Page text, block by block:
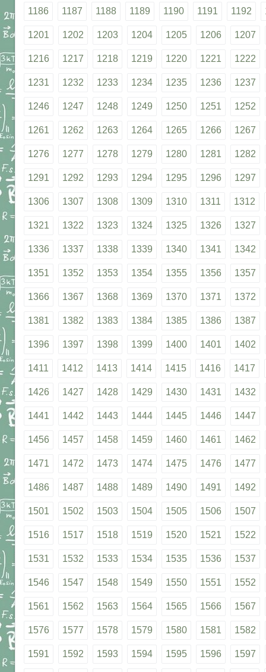
1186 1187 1188 1189 1190 1191 1192
1201 1202 1203 1204 1205 1206 1207
1216 1217 1218 1219 1220 1221 1222
1231 1232 1233 1234 1235 1236 1237
1246 1247 1248 1249 1250 1251 1252
1261 1262 1263 1264 1265 1266 1267
1276 1277 1278 1279 1280 1281 1282
1291 1292 1293 1294 1295 1296 1297
1306 1307 1308 1309 1310 1311 1312
1321 1322 1323 1324 1325 1326 1327
1336 1337 1338 1339 1340 1341 1342
1351 1352 1353 1354 1355 1356 1357
1366 1367 1368 1369 1370 1371 1372
1381 1382 1383 1384 1385 1386 1387
1396 1397 1398 1399 1400 1401 1402
1411 1412 1413 1414 1415 1416 1417
1426 1427 1428 1429 1430 1431 1432
1441 1442 1443 1444 1445 1446 1447
1456 1457 1458 1459 1460 1461 1462
1471 1472 1473 1474 1475 1476 1477
1486 1487 1488 1489 1490 1491 1492
1501 1502 1503 1504 1505 1506 1507
1516 1517 1518 1519 1520 1521 1522
1531 1532 1533 1534 1535 1536 1537
1546 1547 1548 1549 1550 1551 1552
1561 1562 1563 1564 1565 1566 1567
1576 1577 1578 1579 1580 1581 1582
1591 1592 1593 1594 1595 1596 1597